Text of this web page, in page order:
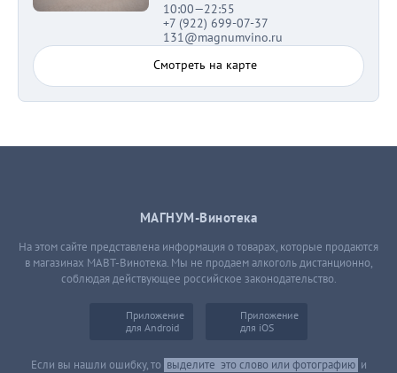
10:00—22:55
+7 (922) 699-07-37
131@magnumvino.ru
Смотреть на карте
МАГНУМ-Винотека
На этом сайте представлена информация о товарах, которые продаются
в магазинах МАВТ-Винотека. Мы не продаем алкоголь дистанционно,
соблюдая действующее российское законодательство.
Приложение
для Android
Приложение
для iOS
Если вы нашли ошибку, то выделите это слово или фотографию и